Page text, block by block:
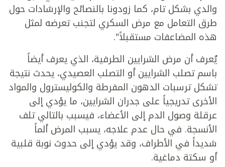
والدي بشكل تام، كما زودونا بالنصائح والإرشادات حول
طرق التعامل مع مرض السكري لتجنب تعرضه لمثل
هذه المضاعفات مستقبلاً".
يُعرف أن مرض الشرايين الطرفية، الذي يعرف أيضاً
باسم تصلب الشرايين أو التصلب العصيدي، يحدث نتيجة
تشكل ترسبات الدهون المفرطة والكوليسترول والمواد
الأخرى تدريجياً على جدران الشرايين، ما يؤدي إلى
عرقلة وصول الدم إلى الأعضاء، فيسبب بالتالي تلف
الأنسجة. في حال عدم علاجه، يسبب المرض ألماً
شديداً في الأطراف، وقد يؤدي إلى حدوث نوبة قلبية
أو سكتة دماغية.